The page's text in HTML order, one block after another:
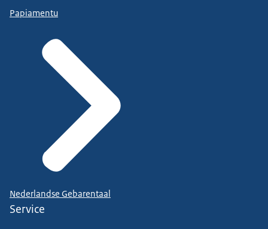
Papiamentu
Nederlandse Gebarentaal
Service